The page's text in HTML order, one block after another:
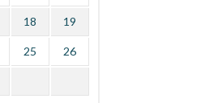
18 19
25 26